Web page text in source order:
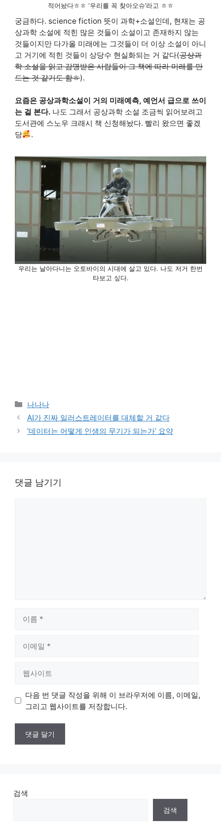
적어놨다ㅎㅎ ‘우리를 꼭 찾아오슈’라고 ㅎㅎ
궁금하다. science fiction 뜻이 과학+소설인데, 현재는 공
상과학 소설에 적힌 많은 것들이 소설이고 존재하지 않는
것들이지만 다가올 미래에는 그것들이 더 이상 소설이 아니
고 거기에 적힌 것들이 상당수 현실화되는 거 같다(공상과
학 소설을 읽고 감명받은 사람들이 그 책에 따라 미래를 만
드는 것 같기도 함ㅎ).
요즘은 공상과학소설이 거의 미래예측, 예언서 급으로 쓰이
는 걸 본다. 나도 그래서 공상과학 소설 조금씩 읽어보려고
도서관에 스노우 크래시 책 신청해놨다. 빨리 왔으면 좋겠
당
.
우리는 날아다니는 오토바이의 시대에 살고 있다. 나도 저거 한번
타보고 싶다.
카
테
고
리
나나나
AI가 진짜 일러스트레이터를 대체할 거 같다
‘데이터는 어떻게 인생의 무기가 되는가’ 요약
댓글 남기기
트
다음 번 댓글 작성을 위해 이 브라우저에 이름, 이메일,
그리고 웹사이트를 저장합니다.
검색
검색